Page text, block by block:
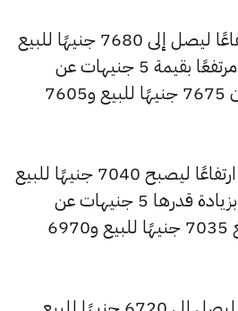
سجل سعر عيار 24 ارتفاعًا ليصل إلى 7680 جنيهًا للبيع
و7610 جنيهًا للشراء، مرتفعًا بقيمة 5 جنيهات عن
السعر السابق الذي كان 7675 جنيهًا للبيع و7605
كما شهد سعر عيار 22 ارتفاعًا ليصبح 7040 جنيهًا للبيع
و6975 جنيهًا للشراء، بزيادة قدرها 5 جنيهات عن
السعر السابق الذي بلغ 7035 جنيهًا للبيع و6970